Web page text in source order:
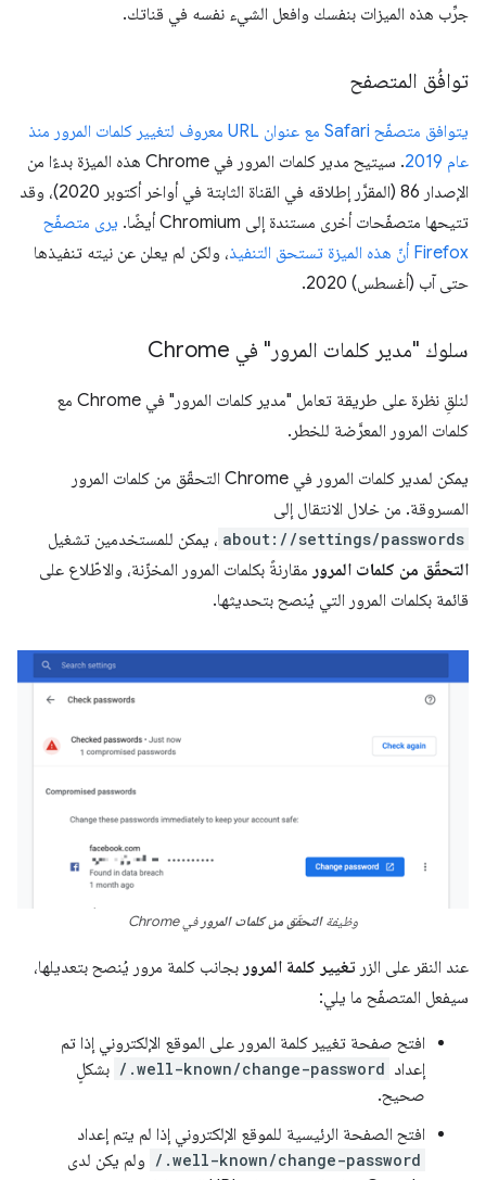
جرِّب هذه الميزات بنفسك وافعل الشيء نفسه في قناتك.
توافُق المتصفح
يتوافق متصفّح Safari مع عنوان URL معروف لتغيير كلمات المرور منذ
عام 2019
. سيتيح مدير كلمات المرور في Chrome هذه الميزة بدءًا من
الإصدار 86 (المقرَّر إطلاقه في القناة الثابتة في أواخر أكتوبر 2020)، وقد
تتيحها متصفّحات أخرى مستندة إلى Chromium أيضًا.
يرى متصفّح
Firefox أنّ هذه الميزة تستحق التنفيذ
، ولكن لم يعلن عن نيته تنفيذها
حتى آب (أغسطس) 2020.
سلوك "مدير كلمات المرور" في Chrome
لنلقِ نظرة على طريقة تعامل "مدير كلمات المرور" في Chrome مع
كلمات المرور المعرَّضة للخطر.
يمكن لمدير كلمات المرور في Chrome التحقّق من كلمات المرور
المسروقة. من خلال الانتقال إلى
about://settings/passwords ، يمكن للمستخدمين تشغيل
التحقّق من كلمات المرور مقارنةً بكلمات المرور المخزّنة، والاطّلاع على
قائمة بكلمات المرور التي يُنصح بتحديثها.
وظيفةالتحقّق من كلمات المرور في Chrome
عند النقر على الزر تغيير كلمة المرور بجانب كلمة مرور يُنصح بتعديلها،
سيفعل المتصفّح ما يلي:
افتح صفحة تغيير كلمة المرور على الموقع الإلكتروني إذا تم
إعداد /.well-known/change-password بشكلٍ
صحيح.
افتح الصفحة الرئيسية للموقع الإلكتروني إذا لم يتم إعداد
/.well-known/change-password ولم يكن لدى